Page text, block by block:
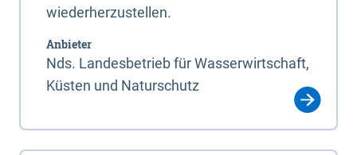
wiederherzustellen.
Anbieter
Nds. Landesbetrieb für Wasserwirtschaft,
Küsten und Naturschutz